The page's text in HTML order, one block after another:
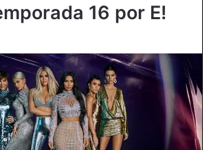
16 por E!